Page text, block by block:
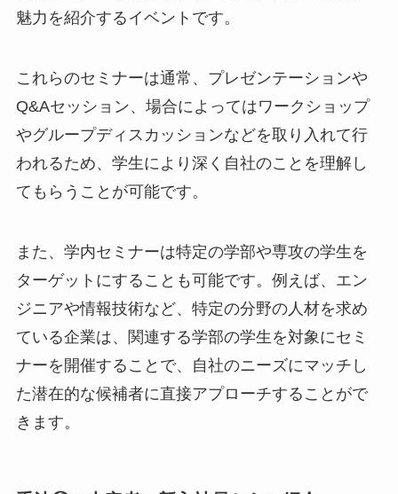
魅力を紹介するイベントです。
これらのセミナーは通常、プレゼンテーションや
Q&Aセッション、場合によってはワークショップ
やグループディスカッションなどを取り入れて行
われるため、学生により深く自社のことを理解し
てもらうことが可能です。
また、学内セミナーは特定の学部や専攻の学生を
ターゲットにすることも可能です。例えば、エン
ジニアや情報技術など、特定の分野の人材を求め
ている企業は、関連する学部の学生を対象にセミ
ナーを開催することで、自社のニーズにマッチし
た潜在的な候補者に直接アプローチすることがで
きます。